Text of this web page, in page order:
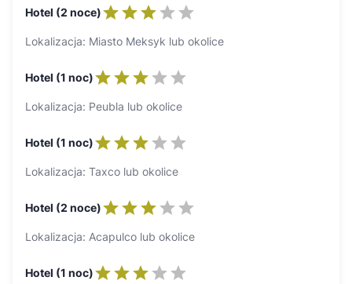
Hotel (2 noce)
Lokalizacja: Miasto Meksyk lub okolice
Hotel (1 noc)
Lokalizacja: Peubla lub okolice
Hotel (1 noc)
Lokalizacja: Taxco lub okolice
Hotel (2 noce)
Lokalizacja: Acapulco lub okolice
Hotel (1 noc)